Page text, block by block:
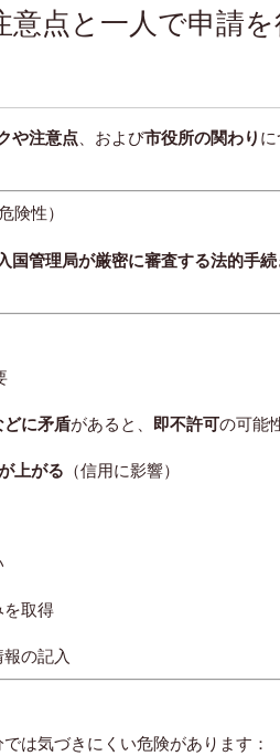
点と一人で申請
や注意点 、および市役所の関わり
険性）
入国管理局が厳密に審査する法的手続
に矛盾があると、 即不許可の可能
上がる （信用に影響）
取得
の記入
は気づきにくい危険があります：